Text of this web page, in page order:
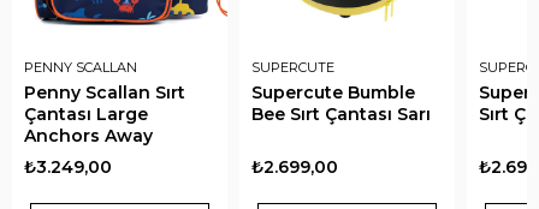
PENNY SCALLAN
Penny Scallan Sırt
Çantası Large
Anchors Away
₺3.249,00
SUPERCUTE
Supercute Bumble
Bee Sırt Çantası Sarı
₺2.699,00
Sırt